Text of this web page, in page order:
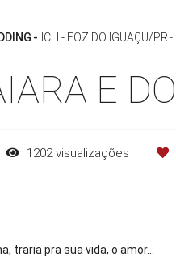
ICLI - FOZ DO IGUAÇU/PR
E
1202visualizações
traria pra sua vida, o amor...